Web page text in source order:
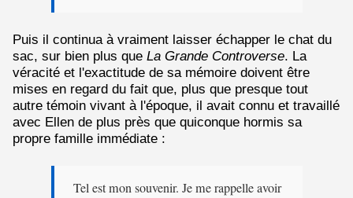
Puis il continua à vraiment laisser échapper le chat du
sac, sur bien plus que La Grande Controverse. La
véracité et l'exactitude de sa mémoire doivent être
mises en regard du fait que, plus que presque tout
autre témoin vivant à l'époque, il avait connu et travaillé
avec Ellen de plus près que quiconque hormis sa
propre famille immédiate :
Tel est mon souvenir. Je me rappelle avoir